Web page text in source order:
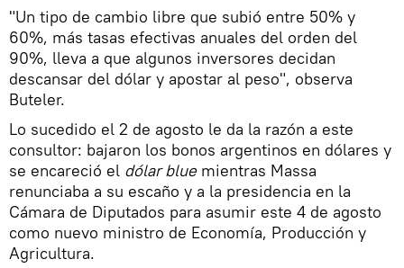
"Un tipo de cambio libre que subió entre 50% y
60%, más tasas efectivas anuales del orden del
90%, lleva a que algunos inversores decidan
descansar del dólar y apostar al peso", observa
Buteler.
Lo sucedido el 2 de agosto le da la razón a este
consultor: bajaron los bonos argentinos en dólares y
se encareció el dólar bluemientras Massa
renunciaba a su escaño y a la presidencia en la
Cámara de Diputados para asumir este 4 de agosto
como nuevo ministro de Economía, Producción y
Agricultura.